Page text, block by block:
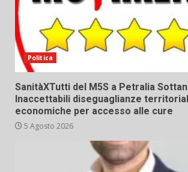
Politica
SanitàXTutti del M5S a Petralia
Inaccettabili diseguaglianze
economiche per accesso alle cure
5 Agosto 2026